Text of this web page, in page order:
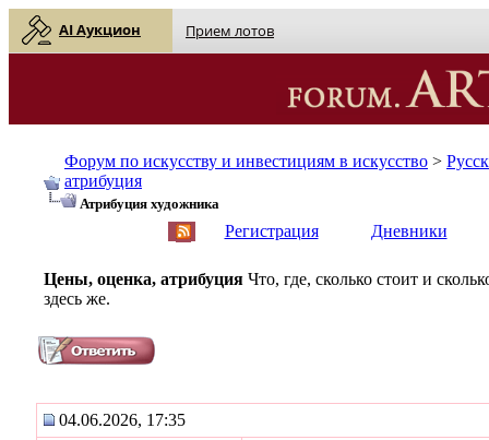
AI Аукцион Прием лотов
Форум по искусству и инвестициям в искусство >
атрибуция
Атрибуция художника
Регистрация Дневники
Цены, оценка, атрибуция Что, где, сколько стоит и
здесь же.
04.06.2026, 17:35